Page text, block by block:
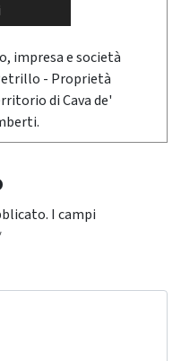
impresa e società
- Proprietà
di Cava de'
I campi